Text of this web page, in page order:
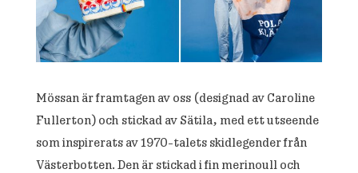
Mössan är framtagen av oss (designad av Caroline
Fullerton) och stickad av Sätila, med ett utseende
som inspirerats av 1970-talets skidlegender från
Västerbotten. Den är stickad i fin merinoull och